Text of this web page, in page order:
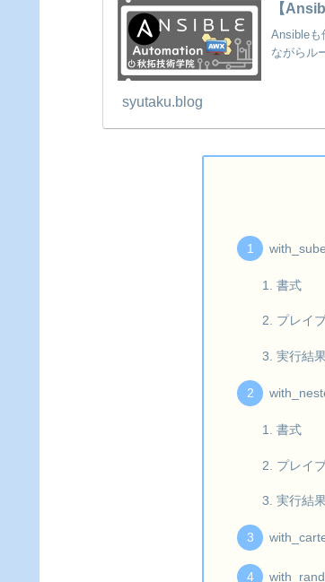
【
Ansibleも
ながらル
syutaku.blog
書式
プレイ
実行結果
書式
プレイ
実行結果